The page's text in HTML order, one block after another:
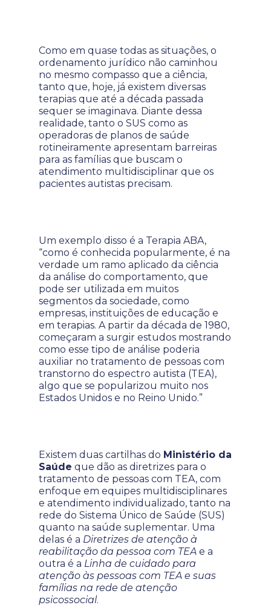
Como em quase todas as situações, o
ordenamento jurídico não caminhou
no mesmo compasso que a ciência,
tanto que, hoje, já existem diversas
terapias que até a década passada
sequer se imaginava. Diante dessa
realidade, tanto o SUS como as
operadoras de planos de saúde
rotineiramente apresentam barreiras
para as famílias que buscam o
atendimento multidisciplinar que os
pacientes autistas precisam.
Um exemplo disso é a Terapia ABA,
“como é conhecida popularmente, é na
verdade um ramo aplicado da ciência
da análise do comportamento, que
pode ser utilizada em muitos
segmentos da sociedade, como
empresas, instituições de educação e
em terapias. A partir da década de 1980,
começaram a surgir estudos mostrando
como esse tipo de análise poderia
auxiliar no tratamento de pessoas com
transtorno do espectro autista (TEA),
algo que se popularizou muito nos
Estados Unidos e no Reino Unido.”
Existem duas cartilhas do Ministério da
Saúde que dão as diretrizes para o
tratamento de pessoas com TEA, com
enfoque em equipes multidisciplinares
e atendimento individualizado, tanto na
rede do Sistema Único de Saúde (SUS)
quanto na saúde suplementar. Uma
delas é a Diretrizes de atenção à
reabilitação da pessoa com TEA e a
outra é a Linha de cuidado para
atenção às pessoas com TEA e suas
famílias na rede de atenção
psicossocial.